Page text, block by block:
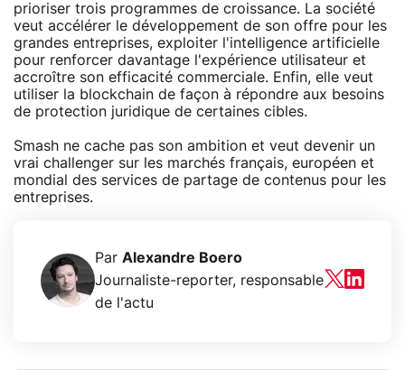
prioriser trois programmes de croissance. La société
veut accélérer le développement de son offre pour les
grandes entreprises, exploiter l'intelligence artificielle
pour renforcer davantage l'expérience utilisateur et
accroître son efficacité commerciale. Enfin, elle veut
utiliser la blockchain de façon à répondre aux besoins
de protection juridique de certaines cibles.
Smash ne cache pas son ambition et veut devenir un
vrai challenger sur les marchés français, européen et
mondial des services de partage de contenus pour les
entreprises.
Par Alexandre Boero
Journaliste-reporter, responsable
de l'actu